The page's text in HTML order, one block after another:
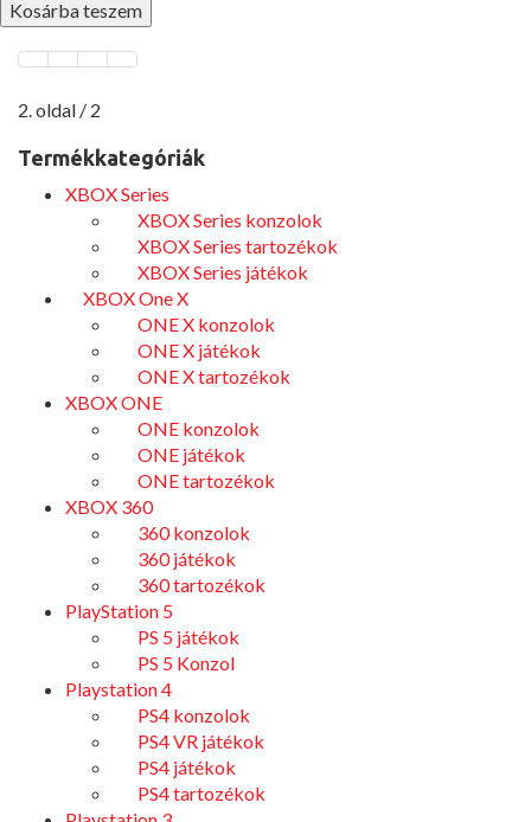
2. oldal / 2
Termékkategóriák
XBOX Series
XBOX Series konzolok
XBOX Series tartozékok
XBOX Series játékok
XBOX One X
ONE X konzolok
ONE X játékok
ONE X tartozékok
XBOX ONE
ONE konzolok
ONE játékok
ONE tartozékok
XBOX 360
360 konzolok
360 játékok
360 tartozékok
PlayStation 5
PS 5 játékok
PS 5 Konzol
Playstation 4
PS4 konzolok
PS4 VR játékok
PS4 játékok
PS4 tartozékok